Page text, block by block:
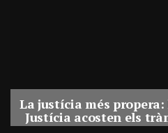
La justícia més propera:
Justícia acosten els